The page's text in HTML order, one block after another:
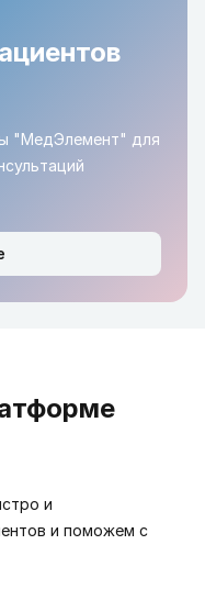
"МедЭлемент" для
и
и поможем с